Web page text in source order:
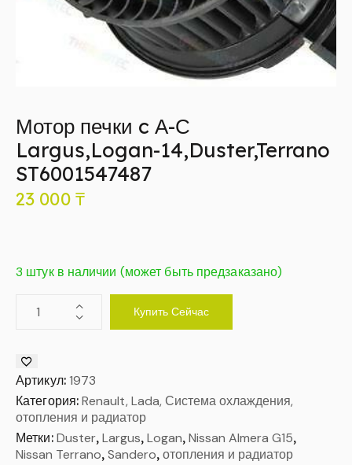
Мотор печки c А-С
Largus,Logan-14,Duster,Terrano
ST6001547487
23 000 ₸
3 штук в наличии (может быть предзаказано)
Купить Сейчас
Артикул: 1973
Категория:Renault, Lada, Система охлаждения,
отопления и радиатор
Метки: Duster, Largus,Logan,Nissan Almera G15,
Nissan Terrano,Sandero,отопления и радиатор